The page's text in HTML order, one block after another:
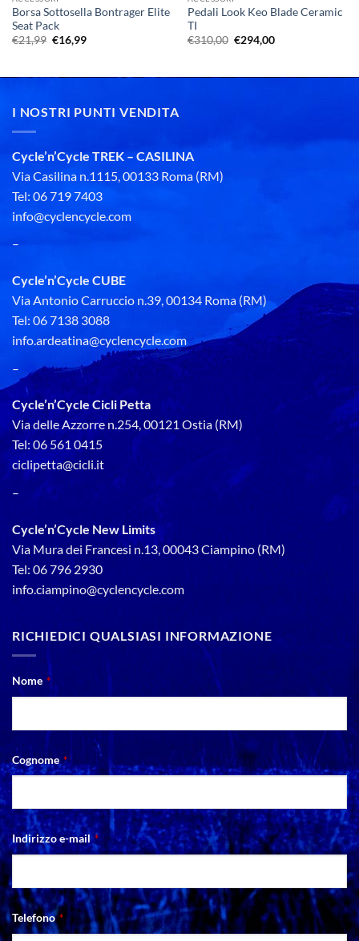
Borsa Sottosella Bontrager Elite
Seat Pack
€21,99 Il
prezzo
€21,99.
€16,99Il
€16,99.
Pedali Look Keo Blade Ceramic
TI
€310,00 Il
prezzo
€310,00.
€294,00Il
€294,00.
I NOSTRI PUNTI VENDITA
Cycle’n’Cycle TREK – CASILINA
Via Casilina n.1115, 00133 Roma (RM)
Tel: 06 719 7403
info@cyclencycle.com
–
Cycle’n’Cycle CUBE
Via Antonio Carruccio n.39, 00134 Roma (RM)
Tel: 06 7138 3088
info.ardeatina@cyclencycle.com
–
Cycle’n’Cycle Cicli Petta
Via delle Azzorre n.254, 00121 Ostia (RM)
Tel: 06 561 0415
ciclipetta@cicli.it
–
Cycle’n’Cycle New Limits
Via Mura dei Francesi n.13, 00043 Ciampino (RM)
Tel: 06 796 2930
info.ciampino@cyclencycle.com
RICHIEDICI QUALSIASI INFORMAZIONE
Website
URL *
Nome *
Cognome *
Indirizzo e-mail *
Telefono *